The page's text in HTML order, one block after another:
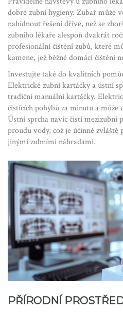
dobré zubní hygieny. Zubař může
nabídnout řešení dříve, než se
zubního lékaře alespoň dvakrát
profesionální čištění zubů, které
kamene, jež běžné domácí čištění
Investujte také do kvalitních
Elektrické zubní kartáčky a ústní
tradiční manuální kartáčky.
čistících pohybů za minutu a
Ústní sprcha navíc čistí
proudu vody, což je účinné
jinými zubními náhradami.
PŘÍRODNÍ